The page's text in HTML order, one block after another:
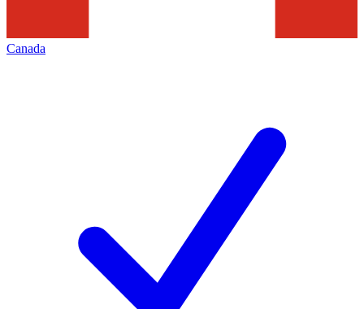
Canada